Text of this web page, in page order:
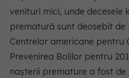
venituri mici, unde decesele
prematură sunt deosebit de
Centrelor americane pentru
Prevenirea Bolilor pentru
nașterii premature a fost de